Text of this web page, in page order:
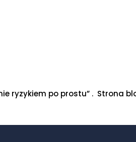
ryzykiem po prostu” .